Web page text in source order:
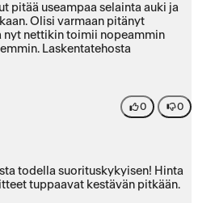
pitää useampaa selainta auki ja
Olisi varmaan pitänyt
nyt nettikin toimii nopeammin
Laskentatehosta
0 0
todella suorituskykyisen! Hinta
tuppaavat kestävän pitkään.